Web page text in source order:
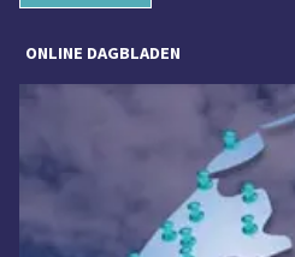
ONLINE DAGBLADEN